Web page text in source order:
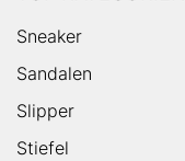
Sneaker
Sandalen
Slipper
Stiefel